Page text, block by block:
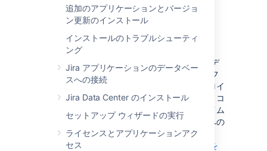
追加のアプリケーションとバージョ
ン更新のインストール
インストールのトラブルシューティ
ング
Jira アプリケーションのデータベー
スへの接続
Jira Data Center のインストール
セットアップ ウィザードの実行
ライセンスとアプリケーションアク
セス
Kubernetes とは?
Kubernetes (K8s) は、可用性の高い、迅速なデ
プロイとコンテナー オーケストレーションのフ
レームワークです。これを使用すると、デプロイ
を 1 か所で簡単に管理および自動化できます。コ
ンテナーを多用するため、アプリはダウンタイム
なしで最新の状態に保たれ、必要な依存関係への
安全で信頼性の高いアクセスが常に確保されま
詳細は、Kubernetes の公式 Web サイトを